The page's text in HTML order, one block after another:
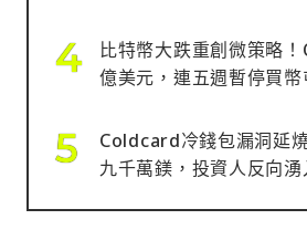
比特幣大跌重創微策略
億美元，連五週暫停買幣
Coldcard冷錢包漏洞延
九千萬鎂，投資人反向